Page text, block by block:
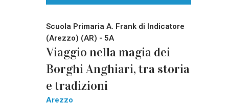
Scuola Primaria A. Frank di Indicatore
(Arezzo) (AR) - 5A
Viaggio nella magia dei
Borghi Anghiari, tra storia
e tradizioni
Arezzo